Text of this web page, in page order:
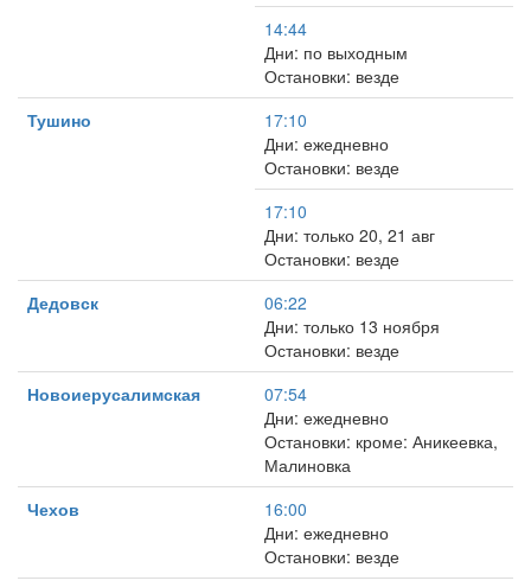
14:44
Дни: по выходным
Остановки: везде
Тушино
17:10
Дни: ежедневно
Остановки: везде
17:10
Дни: только 20, 21 авг
Остановки: везде
Дедовск
06:22
Дни: только 13 ноября
Остановки: везде
Новоиерусалимская
07:54
Дни: ежедневно
Остановки: кроме: Аникеевка,
Малиновка
Чехов
16:00
Дни: ежедневно
Остановки: везде